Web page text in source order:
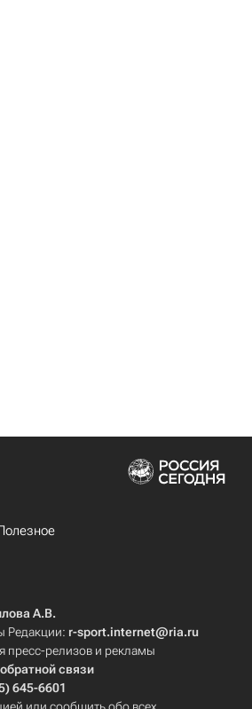
А.В.
Редакции: r-sport.internet@ria.ru
пресс-релизов и рекламы
связи
645-6601